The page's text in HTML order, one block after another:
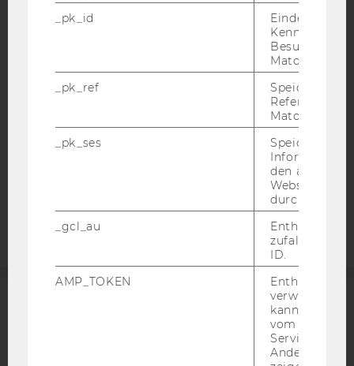
BARRIEREFREIHEITSERKLÄRUNG WEBSEITE
DATENSCHUTZERKLÄRUNG SOCIAL MEDIA
STUDIENBEWERBER*INNEN UND STUDIERENDE
COOKIE EINSTELLUNGEN
Barrierefreiheitserklärung
_pk_id
Eindeutige
Besuchers
Matomo.
_pk_ref
Speicherung
Referrers
Matomo.
_pk_ses
Speicherung
den aktuellen
durch
_gcl_au
Enthält eine
ID.
AMP_TOKEN
Enthält ein
verwendet
kann, um
vom AMP-
Service
Andere